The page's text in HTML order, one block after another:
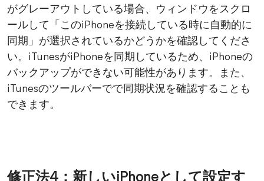
がグレーアウトしている場合、ウィンドウをスクロ
ールして「このiPhoneを接続している時に自動的に
同期」が選択されているかどうかを確認してくださ
い。iTunesがiPhoneを同期しているため、iPhoneの
バックアップができない可能性があります。また、
iTunesのツールバーでで同期状況を確認することも
できます。
修正法4：新しいiPhoneとして設定す